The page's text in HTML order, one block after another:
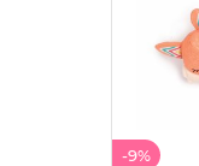
-9%